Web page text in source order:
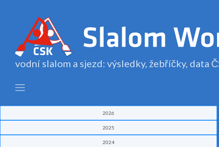
vodní slalom a sjezd: výsledky, žebříčky, data
2026
2025
2024